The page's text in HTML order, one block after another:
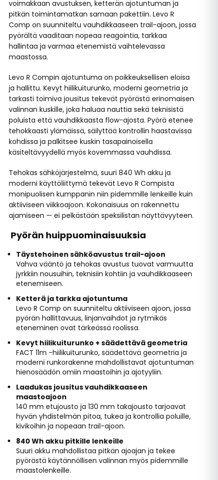
voimakkaan avustuksen, ketterän ajotuntuman ja
pitkän toimintamatkan samaan pakettiin. Levo R
Comp on suunniteltu vauhdikkaaseen trail-ajoon, jossa
pyörältä vaaditaan nopeaa reagointia, tarkkaa
hallintaa ja varmaa etenemistä vaihtelevassa
maastossa.
Levo R Compin ajotuntuma on poikkeuksellisen eloisa
ja hallittu. Kevyt hiilikuiturunko, moderni geometria ja
tarkasti toimiva jousitus tekevät pyörästä erinomaisen
valinnan kuskille, joka haluaa nauttia sekä teknisistä
poluista että vauhdikkaasta flow-ajosta. Pyörä etenee
tehokkaasti ylämäissä, säilyttää kontrollin haastavissa
kohdissa ja palkitsee kuskin tasapainoisella
käsiteltävyydellä myös kovemmassa vauhdissa.
Tehokas sähköjärjestelmä, suuri 840 Wh akku ja
moderni käyttöliittymä tekevät Levo R Compista
monipuolisen kumppanin niin pidemmille lenkeille kuin
aktiiviseen viikkoajoon. Kokonaisuus on rakennettu
ajamiseen — ei pelkästään speksilistan näyttävyyteen.
Pyörän huippuominaisuuksia
Täystehoinen sähköavustus trail-ajoon
Vahva vääntö ja tehokas avustus tuovat varmuutta
jyrkkiin nousuihin, teknisiin kohtiin ja vauhdikkaaseen
etenemiseen.
Ketterä ja tarkka ajotuntuma
Levo R Comp on suunniteltu aktiiviseen ajoon, jossa
pyörän hallittavuus, linjanvaihdot ja rytmikäs
eteneminen ovat tärkeässä roolissa.
Kevyt hiilikuiturunko + säädettävä geometria
FACT 11m -hiilikuiturunko, säädettävä geometria ja
moderni runkorakenne mahdollistavat ajotuntuman
hienosäädön omiin maastoihin ja ajotyyliin.
Laadukas jousitus vauhdikkaaseen
maastoajoon
140 mm etujousto ja 130 mm takajousto tarjoavat
hyvän yhdistelmän pitoa, tukea ja kontrollia poluille,
kivikoihin ja nopeaan trail-ajoon.
840 Wh akku pitkille lenkeille
Suuri akku mahdollistaa pitkän ajoajan ja tekee
pyörästä käytännöllisen valinnan myös pidemmille
maastolenkeille.